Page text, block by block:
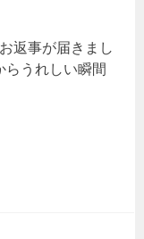
返事が届きまし
らうれしい瞬間